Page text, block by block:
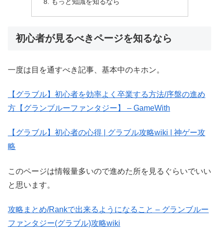
初心者が見るべきページを知るなら
一度は目を通すべき記事、基本中のキホン。
【グラブル】初心者を効率よく卒業する方法/序盤の進め
方【グランブルーファンタジー】 – GameWith
【グラブル】初心者の心得 | グラブル攻略wiki | 神ゲー攻
略
このページは情報量多いので進めた所を見るぐらいでいい
と思います。
攻略まとめ/Rankで出来るようになること – グランブルー
ファンタジー(グラブル)攻略wiki